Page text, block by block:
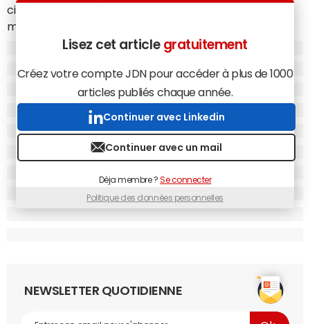
ciblés investisseurs),
mailing ciblés et géolocalisés).
Marithé & François Girbaud(film viral),
(campagne institutionnelle).
Bed & Breakfast:Audika(communication on et
offline).
Fred & Farid Advertising:Coraya(communication on
Création de sites :
interactive consacrée aux publications annuelles du
groupe).
Direct Interactive Total Energie Gaz
Lisez cet article gratuitement
Créez votre compte JDN pour accéder à plus de 1000
articles publiés chaque année.
Continuer avec Linkedin
Continuer avec un mail
Déja membre ?Se connecter
Politique des données personnelles
NEWSLETTER QUOTIDIENNE